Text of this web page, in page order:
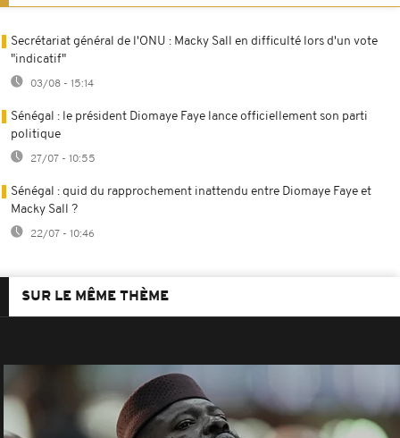
Secrétariat général de l'ONU : Macky Sall en difficulté lors d'un vote
"indicatif"
03/08 - 15:14
Sénégal : le président Diomaye Faye lance officiellement son parti
politique
27/07 - 10:55
Sénégal : quid du rapprochement inattendu entre Diomaye Faye et
Macky Sall ?
22/07 - 10:46
SUR LE MÊME THÈME